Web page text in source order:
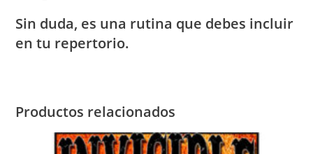
Sin duda, es una rutina que debes incluir
en tu repertorio.
Productos relacionados